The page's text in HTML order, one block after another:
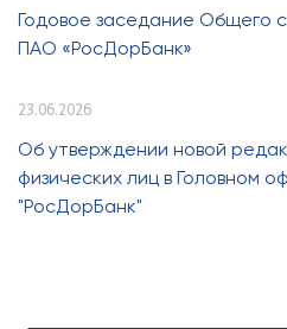
Годовое заседание Общего
ПАО «РосДорБанк»
23.06.2026
Об утверждении новой
физических лиц в Головном
"РосДорБанк"